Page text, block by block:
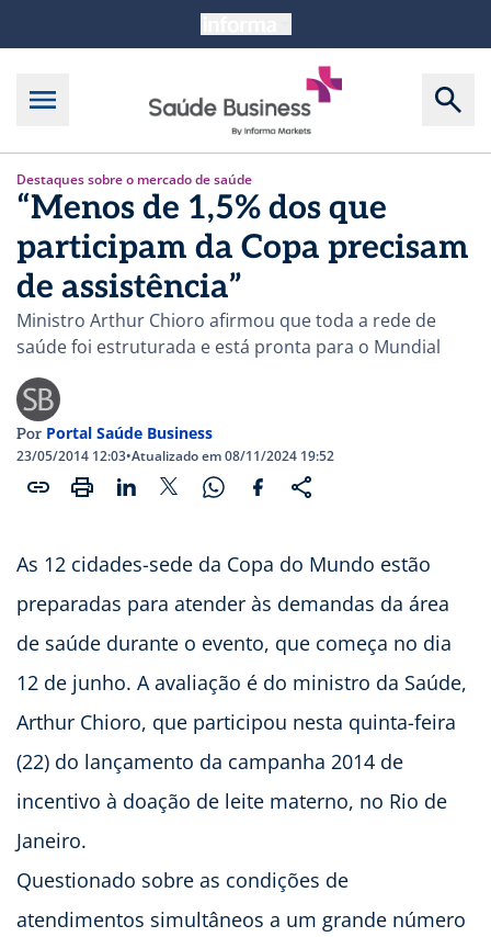
Destaques sobre o mercado de saúde
“Menos de 1,5% dos que
participam da Copa precisam
de assistência”
Ministro Arthur Chioro afirmou que toda a rede de
saúde foi estruturada e está pronta para o Mundial
Por Portal Saúde Business
23/05/2014 12:03•Atualizado em 08/11/2024 19:52
As 12 cidades-sede da Copa do Mundo estão
preparadas para atender às demandas da área
de saúde durante o evento, que começa no dia
12 de junho. A avaliação é do ministro da Saúde,
Arthur Chioro, que participou nesta quinta-feira
(22) do lançamento da campanha 2014 de
incentivo à doação de leite materno, no Rio de
Janeiro.
Questionado sobre as condições de
atendimentos simultâneos a um grande número